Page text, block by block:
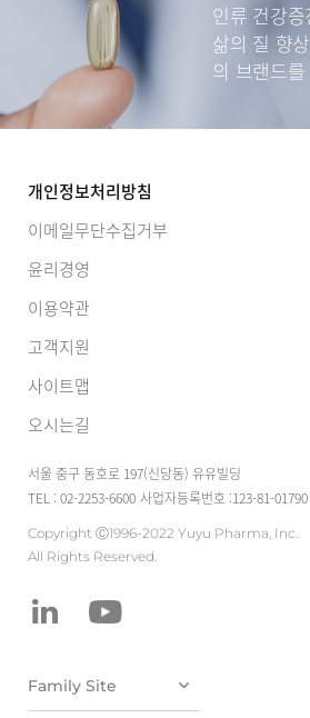
인류 건강증
삶의 질 향
의 브랜드
개인정보처리방침
이메일무단수집거부
윤리경영
이용약관
고객지원
사이트맵
오시는길
서울 중구 동호로 197(신당동) 유유빌딩
TEL : 02-2253-6600 사업자등록번호 :123-81-01790
Copyright Ⓒ1996-2022 Yuyu Pharma, Inc.
All Rights Reserved.
유유테이진메디
케어